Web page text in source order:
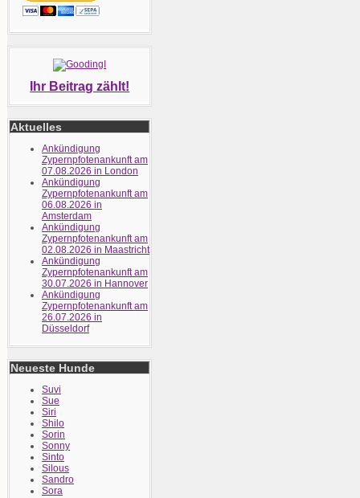
Ihr Beitrag zählt!
Aktuelles
Ankündigung
Zypernpfotenankunft am
07.08.2026 in London
Ankündigung
Zypernpfotenankunft am
06.08.2026 in
Amsterdam
Ankündigung
Zypernpfotenankunft am
02.08.2026 in Maastricht
Ankündigung
Zypernpfotenankunft am
30.07.2026 in Hannover
Ankündigung
Zypernpfotenankunft am
26.07.2026 in
Düsseldorf
Neueste Hunde
Suvi
Sue
Siri
Shilo
Sorin
Sonny
Sinto
Silous
Sandro
Sora